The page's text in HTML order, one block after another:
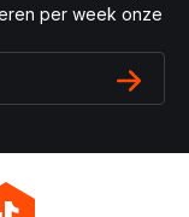
per week onze